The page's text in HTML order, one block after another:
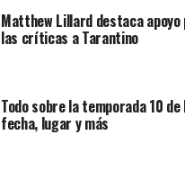
Matthew Lillard destaca
las críticas a Tarantino
Todo sobre la temporada 10 de
fecha, lugar y más